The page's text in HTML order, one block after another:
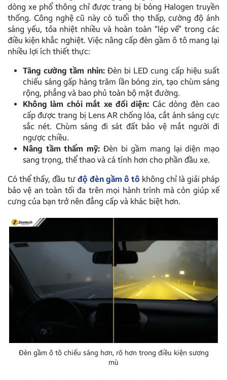
dòng xe phổ thông chỉ được trang bị bóng Halogen truyền
thống. Công nghệ cũ này có tuổi thọ thấp, cường độ ánh
sáng yếu, tỏa nhiệt nhiều và hoàn toàn “lép vế” trong các
điều kiện khắc nghiệt. Việc nâng cấp đèn gầm ô tô mang lại
nhiều lợi ích thiết thực:
Tăng cường tầm nhìn:Đèn bi LED cung cấp hiệu suất
chiếu sáng gấp hàng trăm lần bóng zin, tạo chùm sáng
rộng, phẳng và bao phủ toàn bộ mặt đường.
Không làm chói mắt xe đối diện: Các dòng đèn cao
cấp được trang bị Lens AR chống lóa, cắt ánh sáng cực
sắc nét. Chùm sáng đi sát đất bảo vệ mắt người đi
ngược chiều.
Nâng tầm thẩm mỹ: Đèn bi gầm mang lại diện mạo
sang trọng, thể thao và cá tính hơn cho phần đầu xe.
Có thể thấy, đầu tư độ đèn gầm ô tô không chỉ là giải pháp
bảo vệ an toàn tối đa trên mọi hành trình mà còn giúp xế
cưng của bạn trở nên đẳng cấp và khác biệt hơn.
Đèn gầm ô tô chiếu sáng hơn, rõ hơn trong điều kiện sương
mù